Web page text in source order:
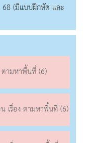
(มีแบบฝึกหัด และ
ามหาพื้นที่ (6)
เรื่อง ตามหาพื้นที่ (6)